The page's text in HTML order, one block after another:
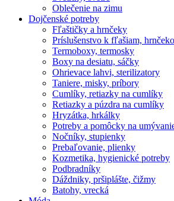
Oblečenie na zimu
Dojčenské potreby
Fľaštičky a hrnčeky
Príslušenstvo k fľašiam,
Termoboxy, termosky
Boxy na desiatu, sáčky
Ohrievace lahvi, sterilizatory
Taniere, misky, príbory
Cumlíky, retiazky na cumlíky
Retiazky a púzdra na cumlíky
Hryzátka, hrkálky
Potreby a pomôcky na
Nočníky, stupienky
Prebaľovanie, plienky
Kozmetika, hygienické potreby
Podbradníky
Dáždniky, pršiplášte, čižmy
Batohy, vrecká